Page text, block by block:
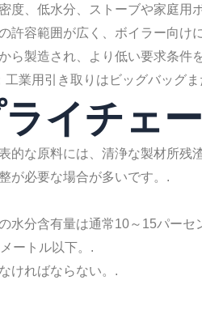
度、低水分、ストーブや家庭用
許容範囲が広く、ボイラー向け
ら製造され、より低い要求条件
業用引き取りはビッグバッグ
イチェ
的な原料には、清浄な製材所
が必要な場合が多いです。.
水分含有量は通常10～15パーセ
ートル以下。.
ければならない。.